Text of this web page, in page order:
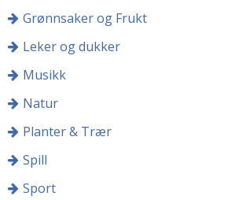
Grønnsaker og Frukt
Leker og dukker
Musikk
Natur
Planter & Trær
Spill
Sport